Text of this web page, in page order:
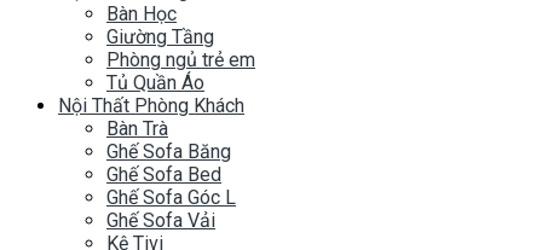
Bàn Học
Giường Tầng
Phòng ngủ trẻ em
Tủ Quần Áo
Nội Thất Phòng Khách
Bàn Trà
Ghế Sofa Băng
Ghế Sofa Bed
Ghế Sofa Góc L
Ghế Sofa Vải
Kệ Tivi